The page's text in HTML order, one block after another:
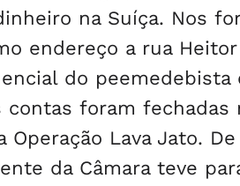
na Suíça. Nos
endereço a rua
do peemedebista
foram fechadas
Lava Jato.
da Câmara teve